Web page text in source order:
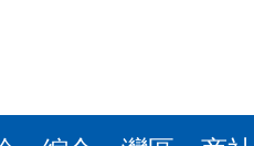
家有權自主選擇合作夥伴
統邁向現代